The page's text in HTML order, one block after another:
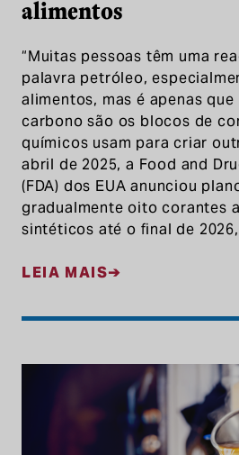
alimentos
“Muitas pessoas têm uma
palavra petróleo,
alimentos, mas é apenas
carbono são os blocos de
químicos usam para criar
abril de 2025, a Food and
(FDA) dos EUA anunciou
gradualmente oito corantes
sintéticos até o final de
LEIA MAIS